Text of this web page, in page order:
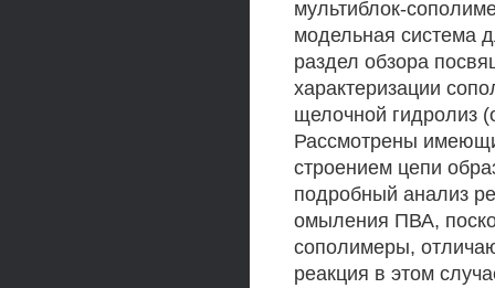
мультиблок-
модельная система
раздел обзора
характеризации
щелочной гидролиз
Рассмотрены
строением цепи
подробный анализ
омыления ПВА,
сополимеры,
реакция в этом